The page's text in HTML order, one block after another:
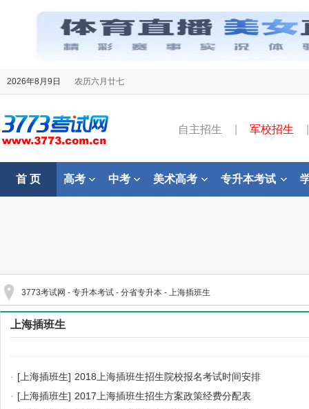
2026年8月9日 农历六月廿七
自主招生 军校招生
首 页 高考 中考 美术高考 专升本考试
3773考试网 - 专升本考试 - 分省专升本 - 上海插班生
上海插班生
· [上海插班生] 2018上海插班生招生院校报名考试时间安排
· [上海插班生] 2017上海插班生招生方案政策经费分配表